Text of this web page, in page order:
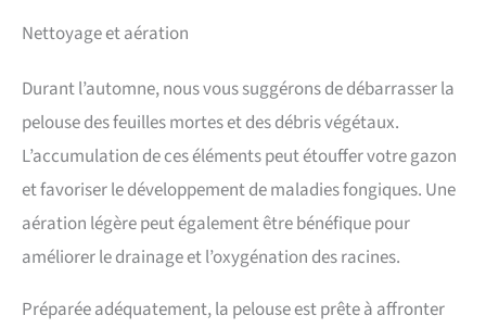
application, pour une absorption rapide des nutriments
famille – idéal pour un jardin utilisé au quotidien
Nettoyage et aération
Durant l’automne, nous vous suggérons de débarrasser la
pelouse des feuilles mortes et des débris végétaux.
L’accumulation de ces éléments peut étouffer votre gazon
et favoriser le développement de maladies fongiques. Une
aération légère peut également être bénéfique pour
améliorer le drainage et l’oxygénation des racines.
Préparée adéquatement, la pelouse est prête à affronter